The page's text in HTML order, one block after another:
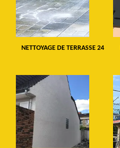
NETTOYAGE DE TERRASSE 24